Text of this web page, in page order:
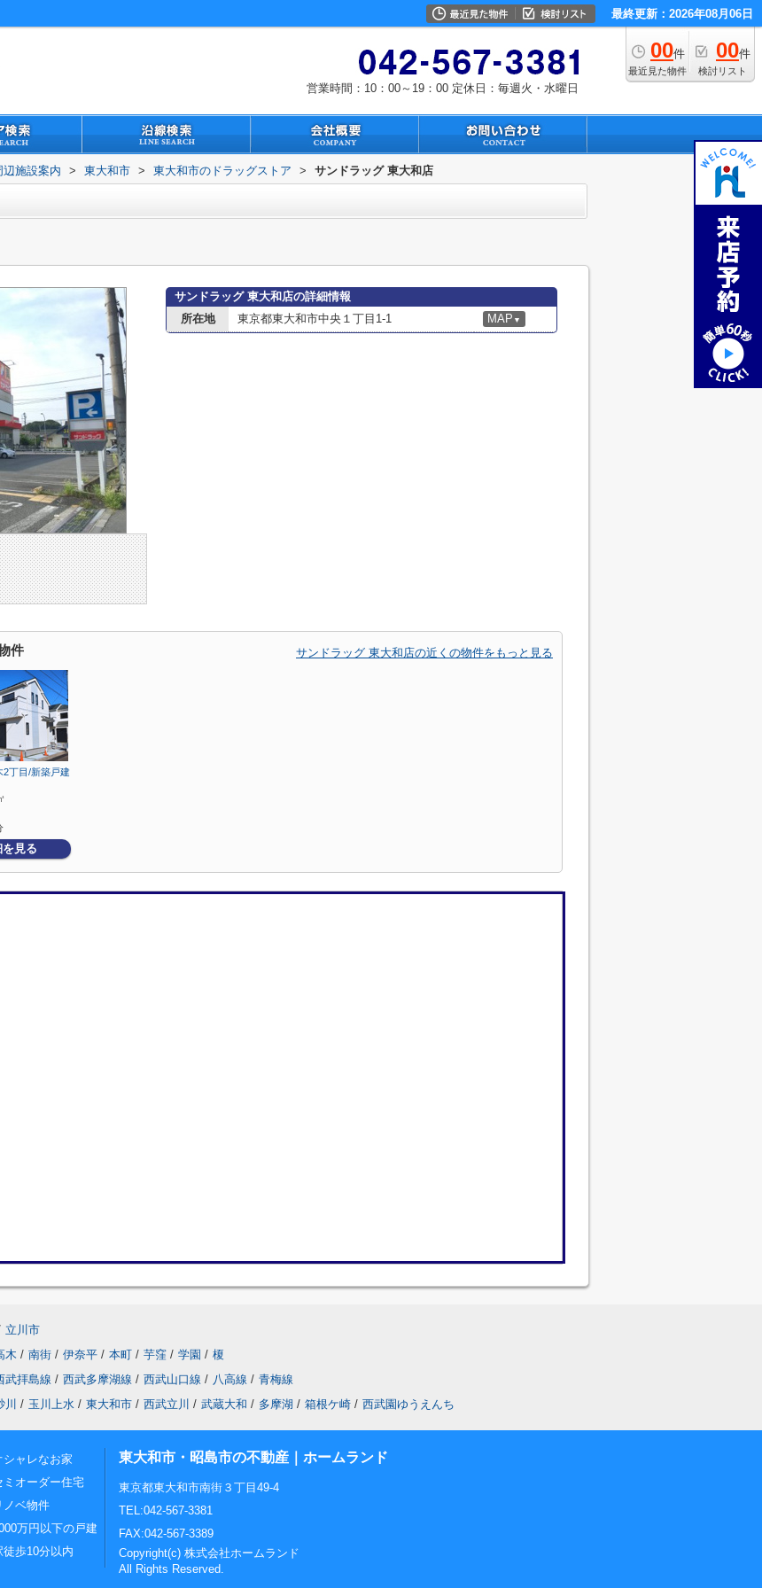
最終更新：2026年08月06日
00件
最近見た物件
00件
検討リスト
営業時間：10：00～19：00 定休日：毎週火・水曜日
辺施設案内 > 東大和市 > 東大和市のドラッグストア > サンドラッグ 東大和店
サンドラッグ 東大和店の詳細情報
所在地
東京都東大和市中央１丁目1-1 MAP ▼
件 サンドラッグ 東大和店の近くの物件をもっと見る
2丁目/新築戸建
見る
立川市
木 / 南街 / 伊奈平 / 本町 / 芋窪 / 学園 / 榎
武拝島線 / 西武多摩湖線 / 西武山口線 / 八高線 / 青梅線
/ 玉川上水 / 東大和市 / 西武立川 / 武蔵大和 / 多摩湖 / 箱根ケ崎 / 西武園ゆうえんち
シャレなお家
ミオーダー住宅
ノベ物件
万円以下の戸建
徒歩10分以内
東大和市・昭島市の不動産｜ホームランド
東京都東大和市南街３丁目49-4
TEL:042-567-3381
FAX:042-567-3389
Copyright(c) 株式会社ホームランド
All Rights Reserved.